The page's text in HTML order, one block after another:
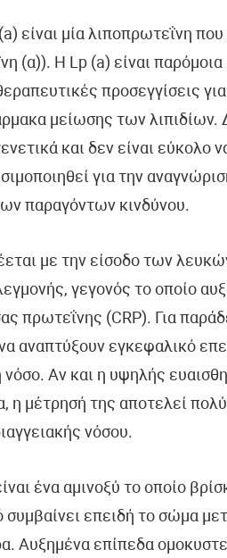
είναι μία λιποπρωτεΐνη
(α)). Η Lp (a) είναι
προσεγγίσεις
μείωσης των λιπιδίων.
και δεν είναι
για την
παραγόντων κινδύνου.
με την είσοδο των
γεγονός το οποίο
πρωτεΐνης (CRP). Για
αναπτύξουν εγκεφαλικό
Αν και η υψηλής
η μέτρησή της αποτελεί
νόσου.
ένα αμινοξύ το οποίο
επειδή το σώμα
Αυξημένα επίπεδα